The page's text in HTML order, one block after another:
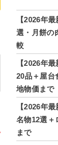
【2026年
選・月餅の
較
【2026年
20品＋屋台
地物価まで
【2026年
名物12選＋
まで